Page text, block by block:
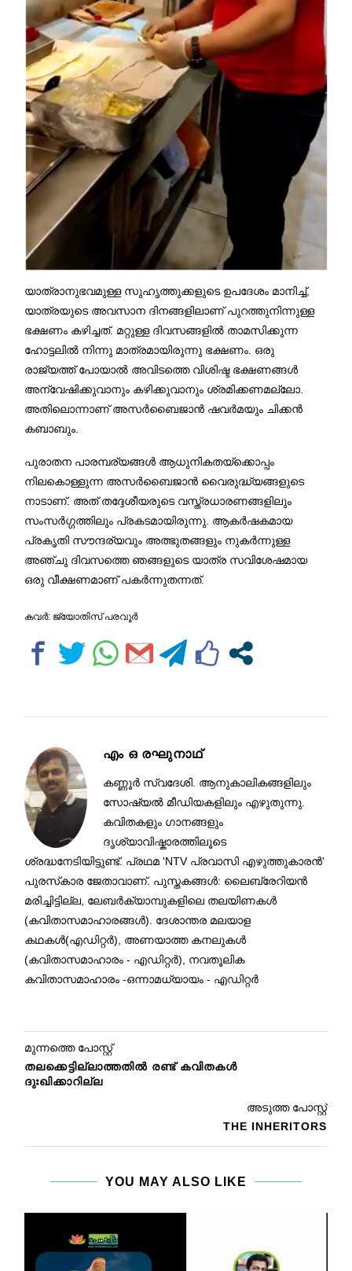
യാത്രാനുഭവമുള്ള സുഹൃത്തുക്കളുടെ ഉപദേശം മാനിച്ച്,
യാത്രയുടെ അവസാന ദിനങ്ങളിലാണ് പുറത്തുനിന്നുള്ള
ഭക്ഷണം കഴിച്ചത്. മറ്റുള്ള ദിവസങ്ങളിൽ താമസിക്കുന്ന
ഹോട്ടലിൽ നിന്നു മാത്രമായിരുന്നു ഭക്ഷണം. ഒരു
രാജ്യത്ത് പോയാൽ അവിടത്തെ വിശിഷ്ട ഭക്ഷണങ്ങൾ
അന്വേഷിക്കുവാനും കഴിക്കുവാനും ശ്രമിക്കണമല്ലോ.
അതിലൊന്നാണ് അസർബൈജാൻ ഷവർമയും ചിക്കൻ
കബാബും.
പുരാതന പാരമ്പര്യങ്ങൾ ആധുനികതയ്‌ക്കൊപ്പം
നിലകൊള്ളുന്ന അസർബൈജാൻ വൈരുദ്ധ്യങ്ങളുടെ
നാടാണ്. അത് തദ്ദേശീയരുടെ വസ്ത്രധാരണങ്ങളിലും
സംസർഗ്ഗത്തിലും പ്രകടമായിരുന്നു. ആകർഷകമായ
പ്രകൃതി സൗന്ദര്യവും അത്ഭുതങ്ങളും നുകർന്നുള്ള
അഞ്ചു ദിവസത്തെ ഞങ്ങളുടെ യാത്ര സവിശേഷമായ
ഒരു വീക്ഷണമാണ് പകർന്നുതന്നത്.
കവര്‍: ജ്യോതിസ് പരവൂര്‍
എം ഒ രഘുനാഥ്‌
കണ്ണൂർ സ്വദേശി. ആനുകാലികങ്ങളിലും
സോഷ്യൽ മീഡിയകളിലും എഴുതുന്നു.
കവിതകളും ഗാനങ്ങളും
ദൃശ്യാവിഷ്കാരത്തിലൂടെ
ശ്രദ്ധനേടിയിട്ടുണ്ട്. പ്രഥമ 'NTV പ്രവാസി എഴുത്തുകാരൻ'
പുരസ്‌കാര ജേതാവാണ്. പുസ്തകങ്ങൾ: ലൈബ്രേറിയൻ
മരിച്ചിട്ടില്ല, ലേബർക്യാമ്പുകളിലെ തലയിണകൾ
(കവിതാസമാഹാരങ്ങൾ). ദേശാന്തര മലയാള
കഥകൾ(എഡിറ്റർ), അണയാത്ത കനലുകൾ
(കവിതാസമാഹാരം - എഡിറ്റർ), നവതൂലിക
കവിതാസമാഹാരം -ഒന്നാമധ്യായം - എഡിറ്റർ
മുന്നത്തെ പോസ്റ്റ്
തലക്കെട്ടില്ലാത്തതിൽ രണ്ട് കവിതകൾ
ദുഃഖിക്കാറില്ല
അടുത്ത പോസ്റ്റ്
THE INHERITORS
YOU MAY ALSO LIKE